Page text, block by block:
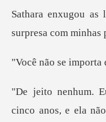
s
porta
nos, e ela